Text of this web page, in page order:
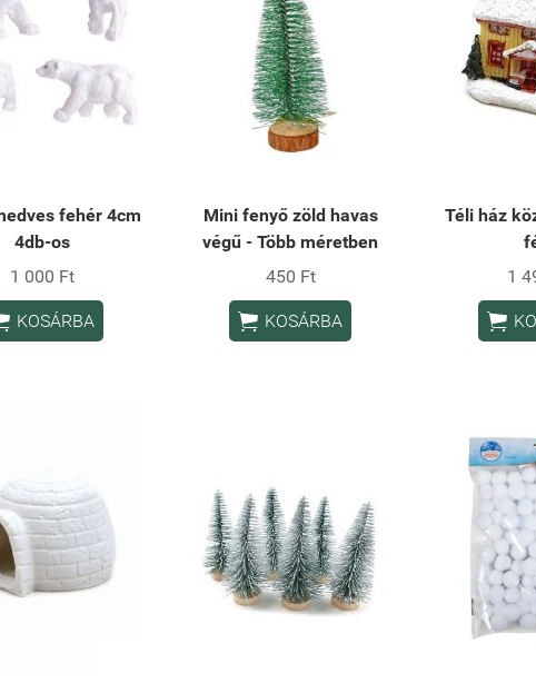
fehér 4cm
4db-os
1 000 Ft
KOSÁRBA
Mini fenyő zöld havas
végű - Több méretben
450 Ft
 KOSÁRBA
Téli ház
1
